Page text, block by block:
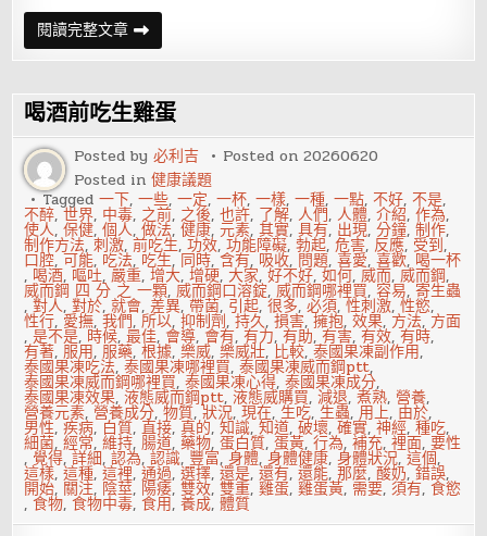
閱讀完整文章春
節
飲
多
吃
蔬
菜
水
果
魚
肉
少
吃
脂
肪
糖
和
鹽
喝酒前吃生雞蛋
Posted by必利吉 Posted on20260620
Posted in健康議題
Tagged一下,一些,一定,一杯,一樣,一種,一點,不好,不是,
不醉,世界, 中毒, 之前, 之後,也許, 了解,人們,人體,介紹,作為,
使人,保健,個人,做法,健康,元素,其實,具有, 出現,分鐘,制作,
制作方法,刺激,前吃生,功效,功能障礙,勃起,危害, 反應, 受到,
口腔,可能, 吃法, 吃生, 同時,含有, 吸收, 問題,喜愛,喜歡, 喝一杯
, 喝酒, 嘔吐,嚴重,增大,增硬,大家,好不好,如何,威而,威而鋼,
威而鋼 四 分 之 一顆,威而鋼口溶錠,威而鋼哪裡買,容易,寄生蟲
,對人,對於,就會,差異,帶菌, 引起,很多,必須,性刺激,性慾,
性行, 愛撫,我們,所以,抑制劑,持久,損害,擁抱,效果, 方法, 方面
,是不是, 時候,最佳, 會導, 會有,有力,有助,有害,有效,有時,
有著,服用,服藥,根據,樂威,樂威壯, 比較,泰國果凍副作用,
泰國果凍吃法,泰國果凍哪裡買,泰國果凍威而鋼ptt,
泰國果凍威而鋼哪裡買,泰國果凍心得,泰國果凍成分,
泰國果凍效果,液態威而鋼ptt,液態威購買,減退,煮熟,營養,
營養元素,營養成分,物質,狀況,現在,生吃,生蟲, 用上, 由於,
男性,疾病, 白質,直接,真的,知識,知道,破壞,確實,神經,種吃,
細菌,經常,維持,腸道,藥物,蛋白質,蛋黃,行為,補充,裡面,要性
, 覺得,詳細,認為,認識, 豐富,身體,身體健康,身體狀況,這個,
這樣,這種,這裡,通過,選擇,還是,還有,還能,那麼,酸奶,錯誤,
開始, 關注, 陰莖, 陽痿,雙效,雙重,雞蛋,雞蛋黃, 需要,須有,食慾
,食物,食物中毒,食用,養成,體質